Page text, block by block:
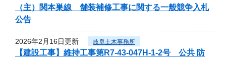
（主）関本巣線 舗装補修工事に関する一般競争入札
公告
2026年2月16日更新 岐阜土木事務所
【建設工事】維持工事第R7-43-047H-1-2号 公共 防